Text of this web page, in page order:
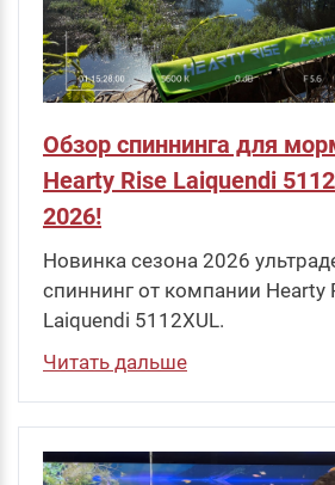
Обзор спиннинга для
Hearty Rise Laiquendi
2026!
Новинка сезона 2026
спиннинг от компании Hearty
Laiquendi 5112XUL.
Читать дальше